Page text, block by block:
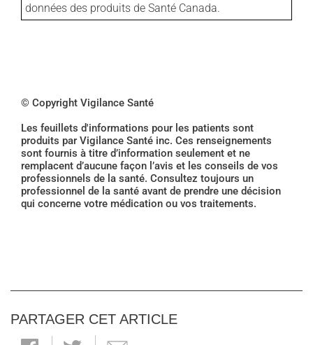
données des produits de Santé Canada.
© Copyright Vigilance Santé
Les feuillets d'informations pour les patients sont
produits par Vigilance Santé inc. Ces renseignements
sont fournis à titre d’information seulement et ne
remplacent d’aucune façon l’avis et les conseils de vos
professionnels de la santé. Consultez toujours un
professionnel de la santé avant de prendre une décision
qui concerne votre médication ou vos traitements.
PARTAGER CET ARTICLE